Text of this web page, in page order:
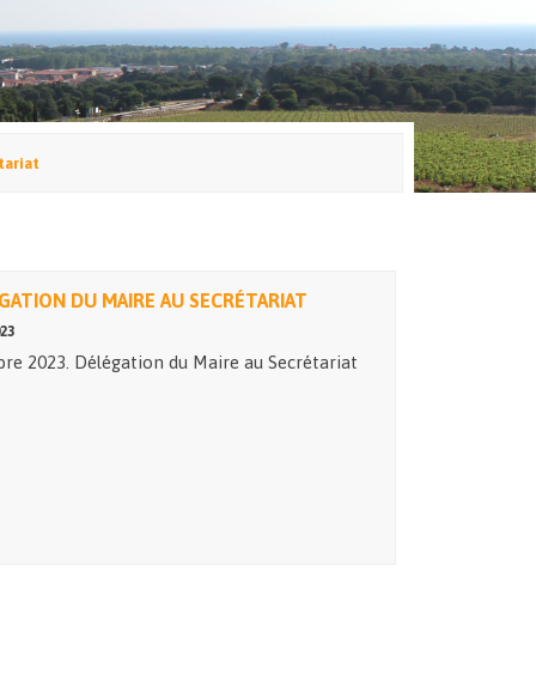
DU MAIRE AU SECRÉTARIAT
2023. Délégation du Maire au Secrétariat